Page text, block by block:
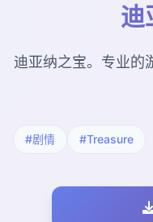
迪
迪亚纳之宝。专业的
#剧情 #Treasure